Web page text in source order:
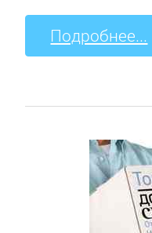
Подробнее...